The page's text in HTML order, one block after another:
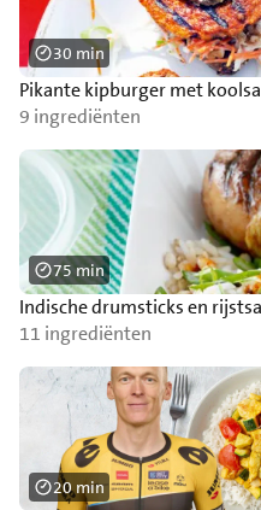
Pikante kipburger met
9 ingrediënten
30 min
Indische drumsticks en
11 ingrediënten
75 min
20 min